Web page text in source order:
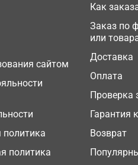
сайтом
политика
политика
Как
Заказ по
или
Доставка
Оплата
Проверка
Гарантия
Возврат